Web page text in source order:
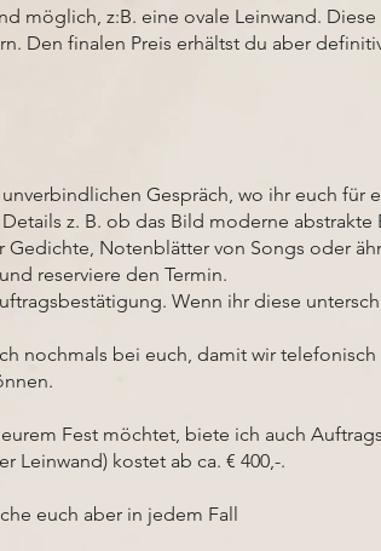
möglich, z:B. eine ovale Leinwand.
Den finalen Preis erhältst du aber
Gespräch, wo ihr euch für
z. B. ob das Bild moderne
Gedichte, Notenblätter von Songs oder
reserviere den Termin.
Wenn ihr diese
nochmals bei euch, damit wir
Fest möchtet, biete ich auch
Leinwand) kostet ab ca. € 400,-.
euch aber in jedem Fall